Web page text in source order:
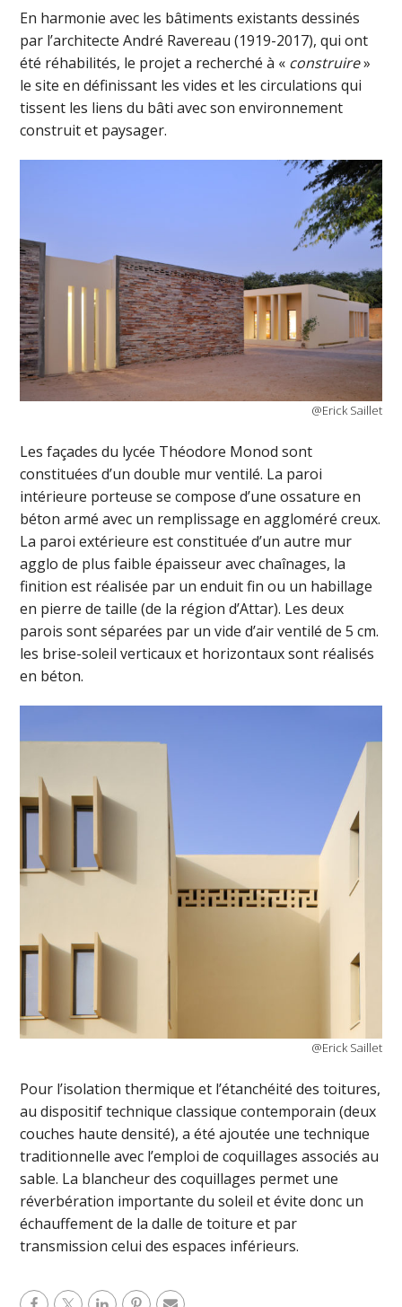
En harmonie avec les bâtiments existants dessinés
par l’architecte André Ravereau (1919-2017), qui ont
été réhabilités, le projet a recherché à « construire»
le site en définissant les vides et les circulations qui
tissent les liens du bâti avec son environnement
construit et paysager.
@Erick Saillet
Les façades du lycée Théodore Monod sont
constituées d’un double mur ventilé. La paroi
intérieure porteuse se compose d’une ossature en
béton armé avec un remplissage en aggloméré creux.
La paroi extérieure est constituée d’un autre mur
agglo de plus faible épaisseur avec chaînages, la
finition est réalisée par un enduit fin ou un habillage
en pierre de taille (de la région d’Attar). Les deux
parois sont séparées par un vide d’air ventilé de 5 cm.
les brise-soleil verticaux et horizontaux sont réalisés
en béton.
@Erick Saillet
Pour l’isolation thermique et l’étanchéité des toitures,
au dispositif technique classique contemporain (deux
couches haute densité), a été ajoutée une technique
traditionnelle avec l’emploi de coquillages associés au
sable. La blancheur des coquillages permet une
réverbération importante du soleil et évite donc un
échauffement de la dalle de toiture et par
transmission celui des espaces inférieurs.